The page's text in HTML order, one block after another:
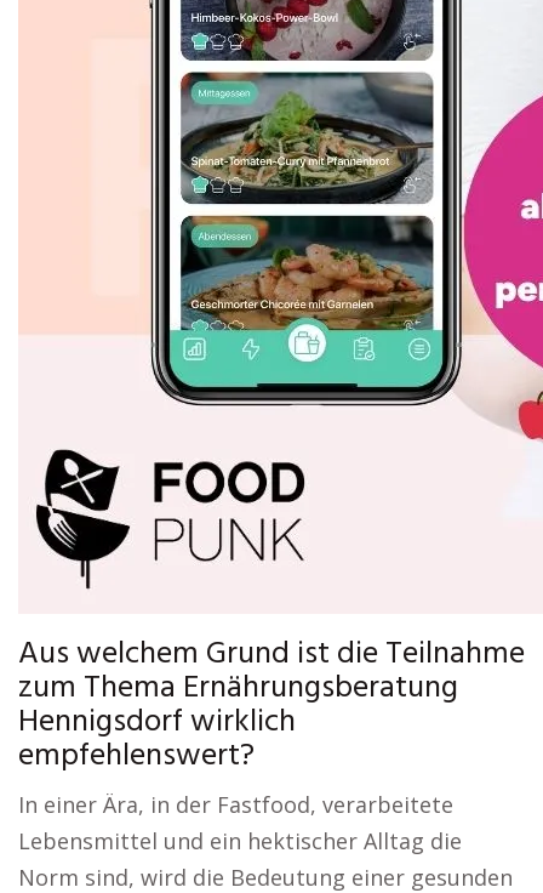
Aus welchem Grund ist die Teilnahme
zum Thema Ernährungsberatung
Hennigsdorf wirklich
empfehlenswert?
In einer Ära, in der Fastfood, verarbeitete
Lebensmittel und ein hektischer Alltag die
Norm sind, wird die Bedeutung einer gesunden